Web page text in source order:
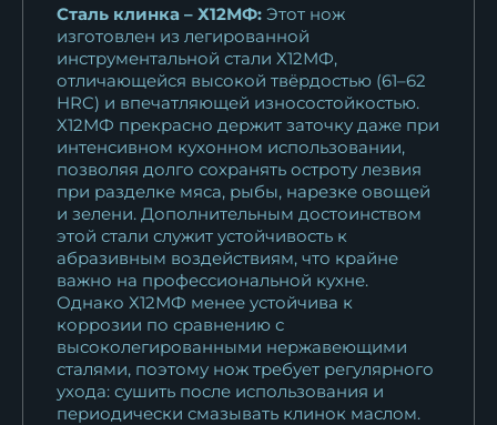
13 123₽
Кухонный нож Шеф № 15
сталь Х12МФ...
13 123₽
Кухонный нож Шеф № 15
сталь Х12МФ...
13 123₽
Кухонный нож Шеф № 15
сталь 95Х18...
11 253₽
Кухонный нож Шеф № 15
сталь 95Х18...
Сталь клинка – Х12МФ: Этот нож
изготовлен из легированной
инструментальной стали Х12МФ,
отличающейся высокой твёрдостью (61–62
HRC) и впечатляющей износостойкостью.
Х12МФ прекрасно держит заточку даже при
интенсивном кухонном использовании,
позволяя долго сохранять остроту лезвия
при разделке мяса, рыбы, нарезке овощей
и зелени. Дополнительным достоинством
этой стали служит устойчивость к
абразивным воздействиям, что крайне
важно на профессиональной кухне.
Однако Х12МФ менее устойчива к
коррозии по сравнению с
высоколегированными нержавеющими
сталями, поэтому нож требует регулярного
ухода: сушить после использования и
периодически смазывать клинок маслом.